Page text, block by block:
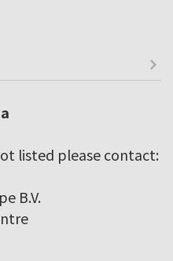
listed please contact:
B.V.